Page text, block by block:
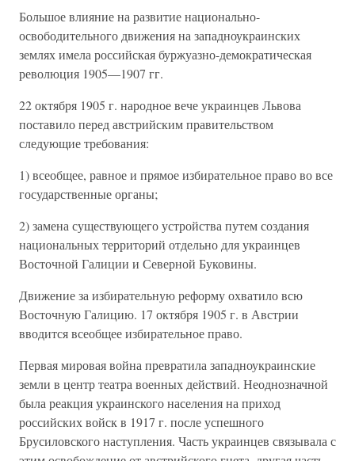
Большое влияние на развитие национально-
освободительного движения на западноукраинских
землях имела российская буржуазно-демократическая
революция 1905—1907 гг.
22 октября 1905 г. народное вече украинцев Львова
поставило перед австрийским правительством
следующие требования:
1) всеобщее, равное и прямое избирательное право во все
государственные органы;
2) замена существующего устройства путем создания
национальных территорий отдельно для украинцев
Восточной Галиции и Северной Буковины.
Движение за избирательную реформу охватило всю
Восточную Галицию. 17 октября 1905 г. в Австрии
вводится всеобщее избирательное право.
Первая мировая война превратила западноукраинские
земли в центр театра военных действий. Неоднозначной
была реакция украинского населения на приход
российских войск в 1917 г. после успешного
Брусиловского наступления. Часть украинцев связывала с